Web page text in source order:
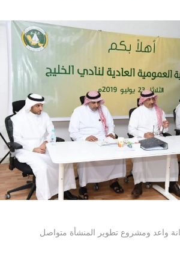
واعد ومشروع تطوير المنشأة متواصل